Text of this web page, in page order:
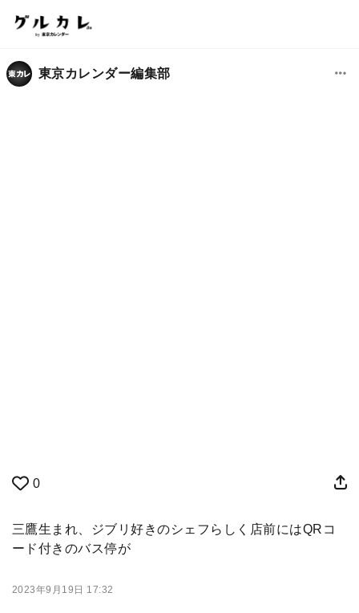
東京カレンダー編集部
0
三鷹生まれ、ジブリ好きのシェフらしく店前にはQRコ
ード付きのバス停が
2023年9月19日 17:32